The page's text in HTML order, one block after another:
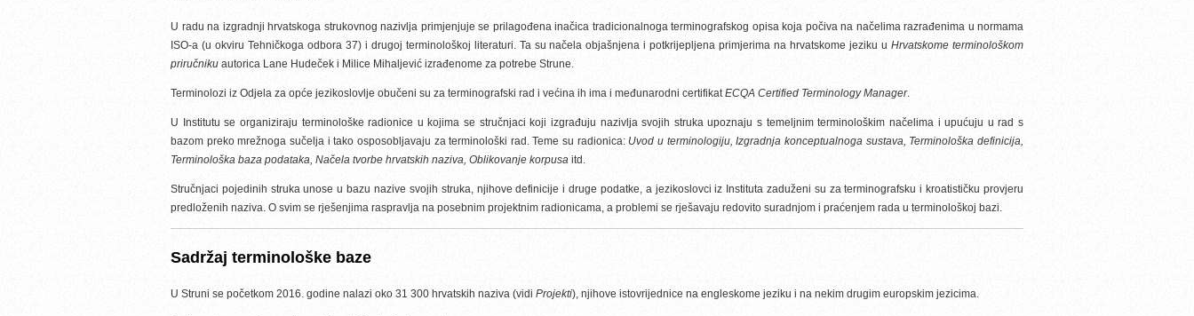
U radu na izgradnji hrvatskoga strukovnog nazivlja primjenjuje se prilagođena inačica tradicionalnoga terminografskog opisa koja počiva na načelima razrađenima u normama
ISO-a (u okviru Tehničkoga odbora 37) i drugoj terminološkoj literaturi. Ta su načela objašnjena i potkrijepljena primjerima na hrvatskome jeziku uHrvatskome terminološkom
priručniku autorica Lane Hudeček i Milice Mihaljević izrađenome za potrebe Strune.
Terminolozi iz Odjela za opće jezikoslovlje obučeni su za terminografski rad i većina ih ima i međunarodni certifikatECQA Certified Terminology Manager.
U Institutu se organiziraju terminološke radionice u kojima se stručnjaci koji izgrađuju nazivlja svojih struka upoznaju s temeljnim terminološkim načelima i upućuju u rad s
bazom preko mrežnoga sučelja i tako osposobljavaju za terminološki rad. Teme su radionica: Uvod u terminologiju, Izgradnja konceptualnoga sustava, Terminološka definicija,
Terminološka baza podataka, Načela tvorbe hrvatskih naziva, Oblikovanje korpusa itd.
Stručnjaci pojedinih struka unose u bazu nazive svojih struka, njihove definicije i druge podatke, a jezikoslovci iz Instituta zaduženi su za terminografsku i kroatističku provjeru
predloženih naziva. O svim se rješenjima raspravlja na posebnim projektnim radionicama, a problemi se rješavaju redovito suradnjom i praćenjem rada u terminološkoj bazi.
Sadržaj terminološke baze
U Struni se početkom 2016. godine nalazi oko 31 300 hrvatskih naziva (vidi Projekti), njihove istovrijednice na engleskome jeziku i na nekim drugim europskim jezicima.